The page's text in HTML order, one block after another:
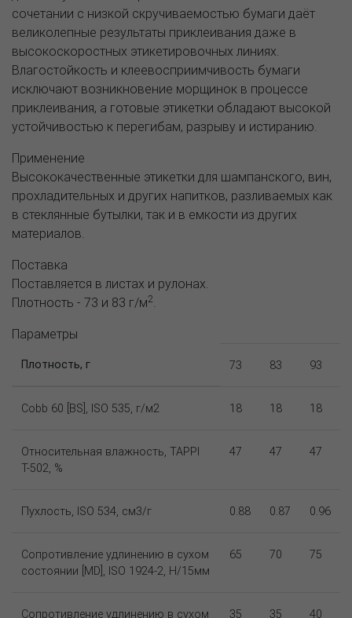
сочетании с низкой скручиваемостью бумаги даёт
великолепные результаты приклеивания даже в
высокоскоростных этикетировочных линиях.
Влагостойкость и клеевосприимчивость бумаги
исключают возникновение морщинок в процессе
приклеивания, а готовые этикетки обладают высокой
устойчивостью к перегибам, разрыву и истиранию.
Применение
Высококачественные этикетки для шампанского, вин,
прохладительных и других напитков, разливаемых как
в стеклянные бутылки, так и в емкости из других
материалов.
Поставка
Поставляется в листах и рулонах.
Плотность - 73 и 83 г/м2
Параметры
Плотность, г 73 83 93
Cobb 60 [BS], ISO 535, г/м2 18 18 18
Относительная влажность, TAPPI
T-502, %
47 47 47
Пухлость, ISO 534, см3/г 0.88 0.87 0.96
Сопротивление удлинению в сухом
состоянии [MD], ISO 1924-2, Н/15мм
65 70 75
Сопротивление удлинению в сухом 35 35 40